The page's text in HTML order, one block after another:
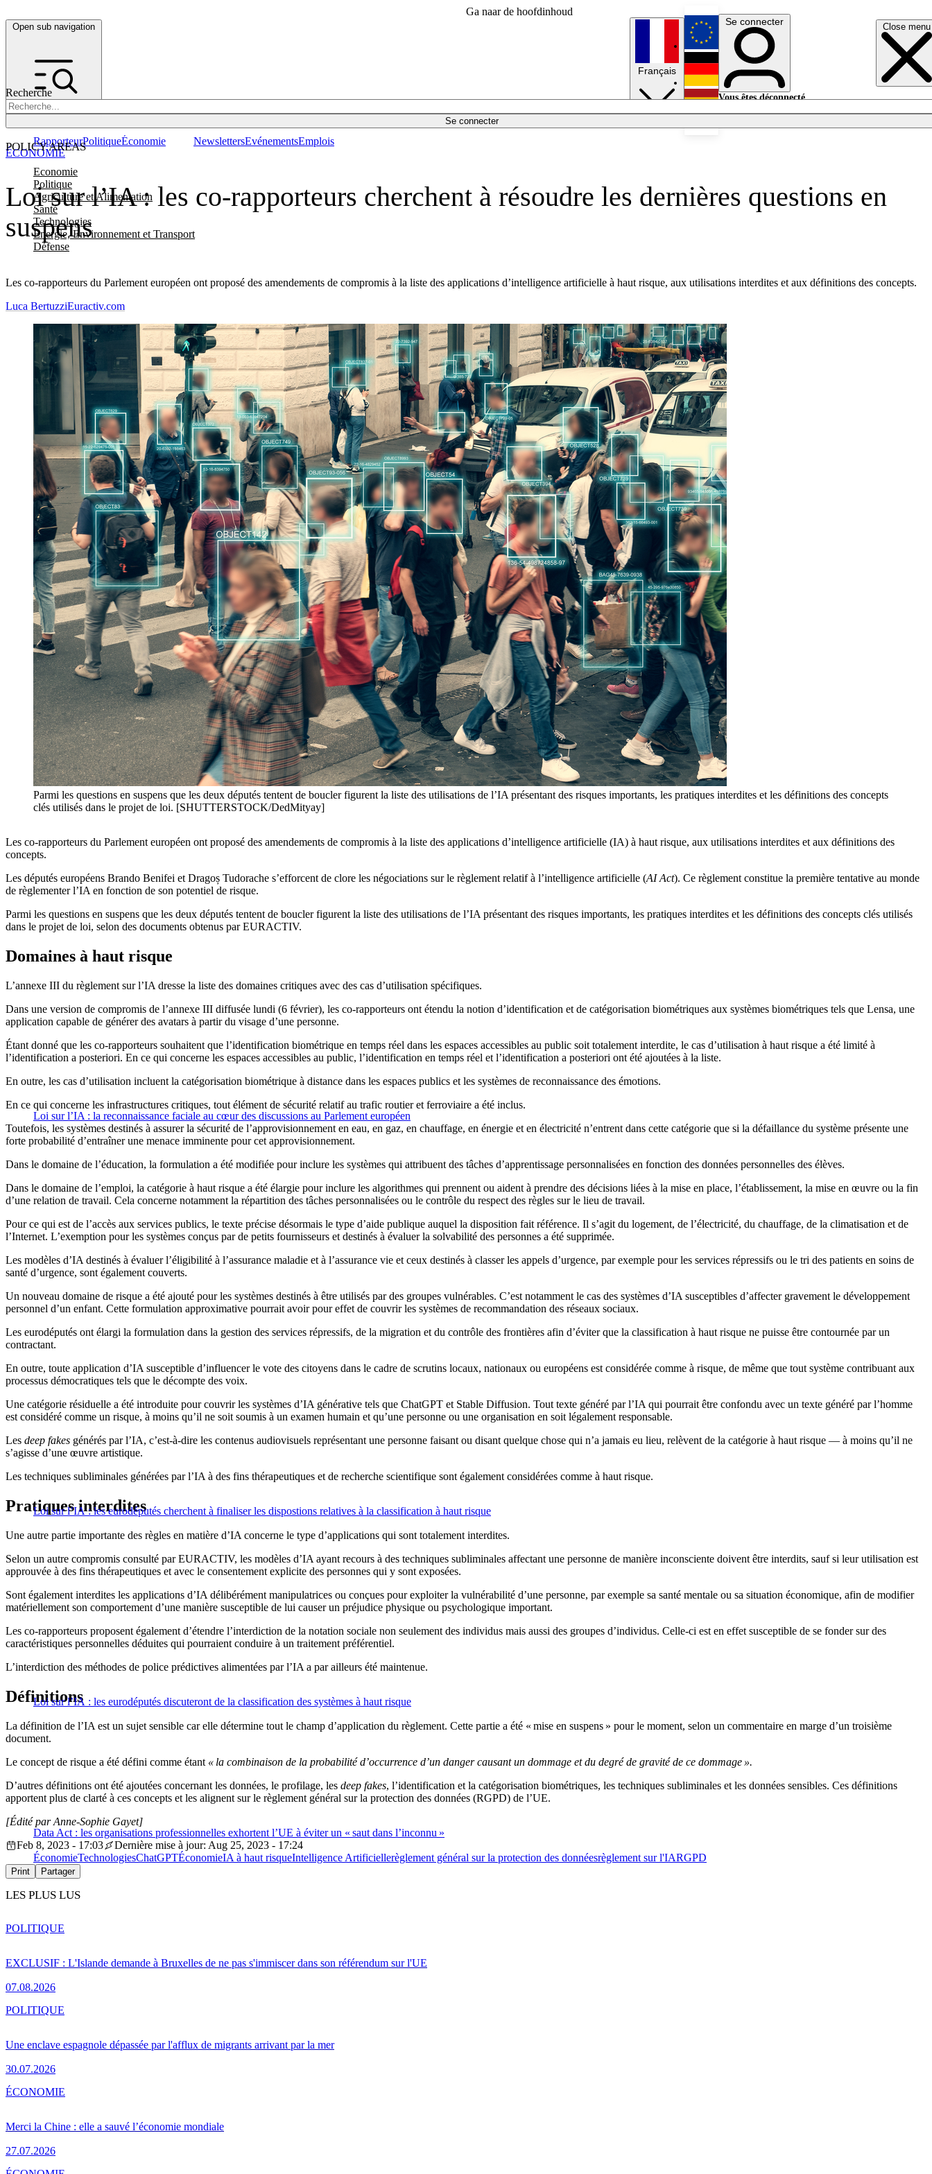
Ga naar de hoofdinhoud
Open sub navigation Close menu
Recherche
Se connecter
POLICY AREAS
Economie
Politique
Agriculture et Alimentation
Santé
Technologies
Energie, Environnement et Transport
Défense
RapporteurPolitiqueÉconomie NewslettersEvénementsEmplois
Français
English
Deutsch
Se connecter
Vous êtes déconnecté.
Loi sur l’IA : les co-rapporteurs cherchent à résoudre les dernières questions en
suspens
Les co-rapporteurs du Parlement européen ont proposé des amendements de compromis à la liste des applications d’intelligence artificielle à haut risque, aux utilisations interdites et aux définitions des concepts.
ÉCONOMIE
Luca BertuzziEuractiv.com
Parmi les questions en suspens que les deux députés tentent de boucler figurent la liste des utilisations de l’IA présentant des risques importants, les pratiques interdites et les définitions des concepts
clés utilisés dans le projet de loi. [SHUTTERSTOCK/DedMityay]
Les co-rapporteurs du Parlement européen ont proposé des amendements de compromis à la liste des applications d’intelligence artificielle (IA) à haut risque, aux utilisations interdites et aux définitions des
concepts.
Les députés européens Brando Benifei et Dragoș Tudorache s’efforcent de clore les négociations sur le règlement relatif à l’intelligence artificielle (AI Act). Ce règlement constitue la première tentative au monde
de règlementer l’IA en fonction de son potentiel de risque.
Parmi les questions en suspens que les deux députés tentent de boucler figurent la liste des utilisations de l’IA présentant des risques importants, les pratiques interdites et les définitions des concepts clés utilisés
dans le projet de loi, selon des documents obtenus par EURACTIV.
Domaines à haut risque
L’annexe III du règlement sur l’IA dresse la liste des domaines critiques avec des cas d’utilisation spécifiques.
Dans une version de compromis de l’annexe III diffusée lundi (6 février), les co-rapporteurs ont étendu la notion d’identification et de catégorisation biométriques aux systèmes biométriques tels que Lensa, une
application capable de générer des avatars à partir du visage d’une personne.
Étant donné que les co-rapporteurs souhaitent que l’identification biométrique en temps réel dans les espaces accessibles au public soit totalement interdite, le cas d’utilisation à haut risque a été limité à
l’identification a posteriori. En ce qui concerne les espaces accessibles au public, l’identification en temps réel et l’identification a posteriori ont été ajoutées à la liste.
En outre, les cas d’utilisation incluent la catégorisation biométrique à distance dans les espaces publics et les systèmes de reconnaissance des émotions.
Loi sur l’IA : la reconnaissance faciale au cœur des discussions au Parlement européen
En ce qui concerne les infrastructures critiques, tout élément de sécurité relatif au trafic routier et ferroviaire a été inclus.
Toutefois, les systèmes destinés à assurer la sécurité de l’approvisionnement en eau, en gaz, en chauffage, en énergie et en électricité n’entrent dans cette catégorie que si la défaillance du système présente une
forte probabilité d’entraîner une menace imminente pour cet approvisionnement.
Dans le domaine de l’éducation, la formulation a été modifiée pour inclure les systèmes qui attribuent des tâches d’apprentissage personnalisées en fonction des données personnelles des élèves.
Dans le domaine de l’emploi, la catégorie à haut risque a été élargie pour inclure les algorithmes qui prennent ou aident à prendre des décisions liées à la mise en place, l’établissement, la mise en œuvre ou la fin
d’une relation de travail. Cela concerne notamment la répartition des tâches personnalisées ou le contrôle du respect des règles sur le lieu de travail.
Pour ce qui est de l’accès aux services publics, le texte précise désormais le type d’aide publique auquel la disposition fait référence. Il s’agit du logement, de l’électricité, du chauffage, de la climatisation et de
l’Internet. L’exemption pour les systèmes conçus par de petits fournisseurs et destinés à évaluer la solvabilité des personnes a été supprimée.
Les modèles d’IA destinés à évaluer l’éligibilité à l’assurance maladie et à l’assurance vie et ceux destinés à classer les appels d’urgence, par exemple pour les services répressifs ou le tri des patients en soins de
santé d’urgence, sont également couverts.
Un nouveau domaine de risque a été ajouté pour les systèmes destinés à être utilisés par des groupes vulnérables. C’est notamment le cas des systèmes d’IA susceptibles d’affecter gravement le développement
personnel d’un enfant. Cette formulation approximative pourrait avoir pour effet de couvrir les systèmes de recommandation des réseaux sociaux.
Les eurodéputés ont élargi la formulation dans la gestion des services répressifs, de la migration et du contrôle des frontières afin d’éviter que la classification à haut risque ne puisse être contournée par un
contractant.
En outre, toute application d’IA susceptible d’influencer le vote des citoyens dans le cadre de scrutins locaux, nationaux ou européens est considérée comme à risque, de même que tout système contribuant aux
processus démocratiques tels que le décompte des voix.
Une catégorie résiduelle a été introduite pour couvrir les systèmes d’IA générative tels que ChatGPT et Stable Diffusion. Tout texte généré par l’IA qui pourrait être confondu avec un texte généré par l’homme
est considéré comme un risque, à moins qu’il ne soit soumis à un examen humain et qu’une personne ou une organisation en soit légalement responsable.
Les deep fakes générés par l’IA, c’est-à-dire les contenus audiovisuels représentant une personne faisant ou disant quelque chose qui n’a jamais eu lieu, relèvent de la catégorie à haut risque — à moins qu’il ne
s’agisse d’une œuvre artistique.
Les techniques subliminales générées par l’IA à des fins thérapeutiques et de recherche scientifique sont également considérées comme à haut risque.
Loi sur l’IA : les eurodéputés cherchent à finaliser les dispostions relatives à la classification à haut risque
Pratiques interdites
Une autre partie importante des règles en matière d’IA concerne le type d’applications qui sont totalement interdites.
Selon un autre compromis consulté par EURACTIV, les modèles d’IA ayant recours à des techniques subliminales affectant une personne de manière inconsciente doivent être interdits, sauf si leur utilisation est
approuvée à des fins thérapeutiques et avec le consentement explicite des personnes qui y sont exposées.
Sont également interdites les applications d’IA délibérément manipulatrices ou conçues pour exploiter la vulnérabilité d’une personne, par exemple sa santé mentale ou sa situation économique, afin de modifier
matériellement son comportement d’une manière susceptible de lui causer un préjudice physique ou psychologique important.
Les co-rapporteurs proposent également d’étendre l’interdiction de la notation sociale non seulement des individus mais aussi des groupes d’individus. Celle-ci est en effet susceptible de se fonder sur des
caractéristiques personnelles déduites qui pourraient conduire à un traitement préférentiel.
L’interdiction des méthodes de police prédictives alimentées par l’IA a par ailleurs été maintenue.
Loi sur l’IA : les eurodéputés discuteront de la classification des systèmes à haut risque
Définitions
La définition de l’IA est un sujet sensible car elle détermine tout le champ d’application du règlement. Cette partie a été « mise en suspens » pour le moment, selon un commentaire en marge d’un troisième
document.
Le concept de risque a été défini comme étant « la combinaison de la probabilité d’occurrence d’un danger causant un dommage et du degré de gravité de ce dommage ».
D’autres définitions ont été ajoutées concernant les données, le profilage, les deep fakes, l’identification et la catégorisation biométriques, les techniques subliminales et les données sensibles. Ces définitions
apportent plus de clarté à ces concepts et les alignent sur le règlement général sur la protection des données (RGPD) de l’UE.
Data Act : les organisations professionnelles exhortent l’UE à éviter un « saut dans l’inconnu »
[Édité par Anne-Sophie Gayet]
Feb 8, 2023 - 17:03
Dernière mise à jour: Aug 25, 2023 - 17:24
ÉconomieTechnologiesChatGPTÉconomieIA à haut risqueIntelligence Artificiellerèglement général sur la protection des donnéesrèglement sur l'IARGPD
Print Partager
LES PLUS LUS
EXCLUSIF : L'Islande demande à Bruxelles de ne pas s'immiscer dans son référendum sur l'UE
07.08.2026
POLITIQUE
Une enclave espagnole dépassée par l'afflux de migrants arrivant par la mer
30.07.2026
POLITIQUE
Merci la Chine : elle a sauvé l’économie mondiale
27.07.2026
ÉCONOMIE